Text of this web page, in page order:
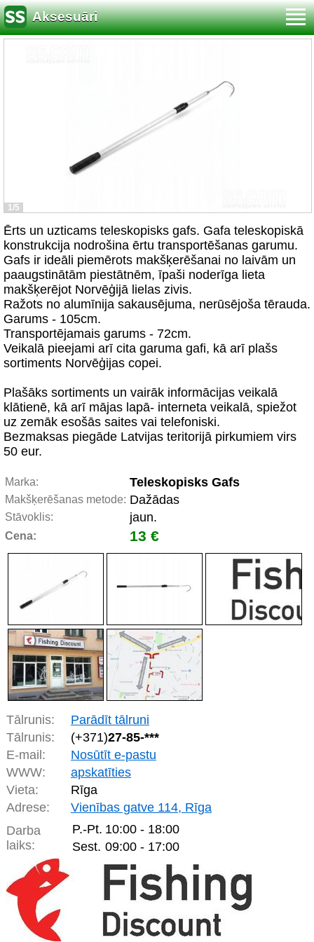
Aksesuāri
1/5
Ērts un uzticams teleskopisks gafs. Gafa teleskopiskā
konstrukcija nodrošina ērtu transportēšanas garumu.
Gafs ir ideāli piemērots makšķerēšanai no laivām un
paaugstinātām piestātnēm, īpaši noderīga lieta
makšķerējot Norvēģijā lielas zivis.
Ražots no alumīnija sakausējuma, nerūsējoša tērauda.
Garums - 105cm.
Transportējamais garums - 72cm.
Veikalā pieejami arī cita garuma gafi, kā arī plašs
sortiments Norvēģijas copei.
Plašāks sortiments un vairāk informācijas veikalā
klātienē, kā arī mājas lapā- interneta veikalā, spiežot
uz zemāk esošās saites vai telefoniski.
Bezmaksas piegāde Latvijas teritorijā pirkumiem virs
50 eur.
Marka: Teleskopisks Gafs
Makšķerēšanas metode: Dažādas
Stāvoklis: jaun.
Cena: 13 €
Tālrunis:
Parādīt tālruni
Tālrunis:
(+371)27-85-***
E-mail:
Nosūtīt e-pastu
WWW:
apskatīties
Vieta:
Rīga
Adrese:
Vienības gatve 114, Rīga
Darba
laiks:
P.-Pt. 10:00 - 18:00
Sest. 09:00 - 17:00